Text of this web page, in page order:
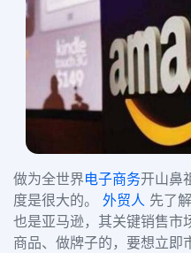
做为全世界电子商务开山鼻
度是很大的。
外贸人 先了
也是亚马逊，其关键销售市
商品、做牌子的，要想立即